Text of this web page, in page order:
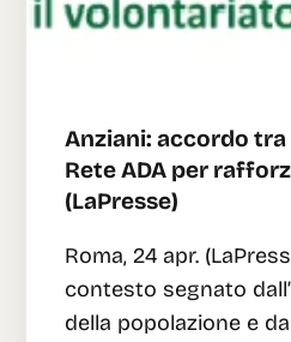
Anziani: accordo tra
Rete ADA per
(LaPresse)
Roma, 24 apr.
contesto segnato
della popolazione e